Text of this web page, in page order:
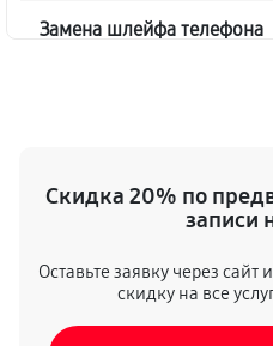
Замена шлейфа телефона
Ремонт микрофона
Ремонт корпусных
Скидка 20% по
записи
Оставьте заявку через
скидку на все